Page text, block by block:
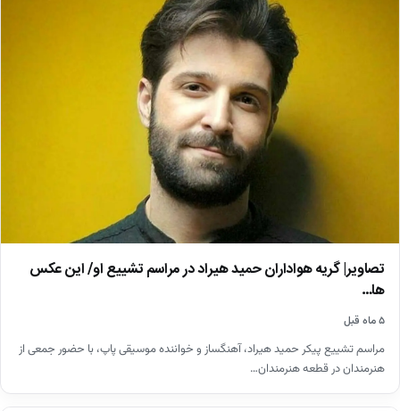
تصاویر| گریه هواداران حمید هیراد در مراسم تشییع او/ این عکس
ها…
۵ ماه قبل
مراسم تشییع پیکر حمید هیراد، آهنگساز و خواننده موسیقی پاپ، با حضور جمعی از
هنرمندان در قطعه هنرمندان…